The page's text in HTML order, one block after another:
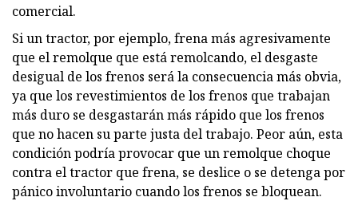
comercial.
Si un tractor, por ejemplo, frena más agresivamente
que el remolque que está remolcando, el desgaste
desigual de los frenos será la consecuencia más obvia,
ya que los revestimientos de los frenos que trabajan
más duro se desgastarán más rápido que los frenos
que no hacen su parte justa del trabajo. Peor aún, esta
condición podría provocar que un remolque choque
contra el tractor que frena, se deslice o se detenga por
pánico involuntario cuando los frenos se bloquean.